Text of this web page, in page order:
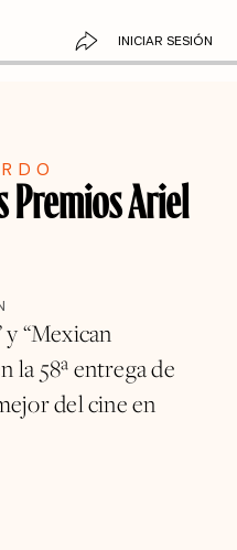
INICIAR SESIÓN
Premios Ariel
y “Mexican
la 58ª entrega de
del cine en